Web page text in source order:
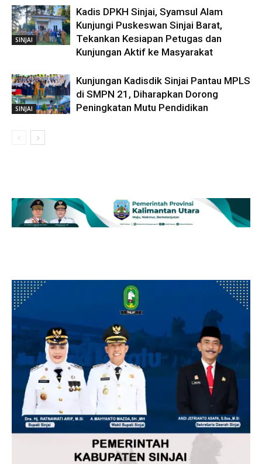
SINJAI
Kadis DPKH Sinjai, Syamsul Alam
Kunjungi Puskeswan Sinjai Barat,
Tekankan Kesiapan Petugas dan
Kunjungan Aktif ke Masyarakat
SINJAI
Kunjungan Kadisdik Sinjai Pantau MPLS
di SMPN 21, Diharapkan Dorong
Peningkatan Mutu Pendidikan